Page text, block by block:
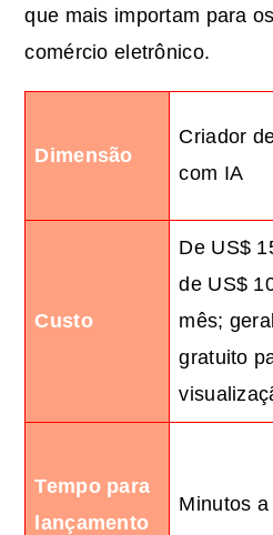
que mais importam para
comércio eletrônico.
Dimensão
Criador
com IA
Custo
De US$
de US$
mês;
gratuito
Tempo para
lançamento
Minutos